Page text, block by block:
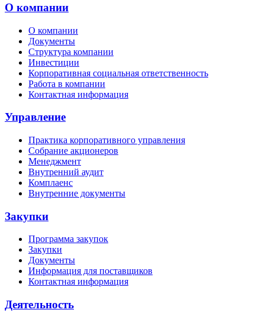
О компании
О компании
Документы
Структура компании
Инвестиции
Корпоративная социальная ответственность
Работа в компании
Контактная информация
Управление
Практика корпоративного управления
Собрание акционеров
Менеджмент
Внутренний аудит
Комплаенс
Внутренние документы
Закупки
Программа закупок
Закупки
Документы
Информация для поставщиков
Контактная информация
Деятельность